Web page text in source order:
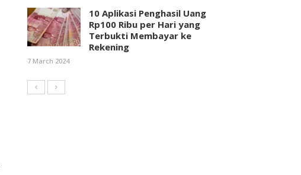
10 Aplikasi Penghasil Uang
Rp100 Ribu per Hari yang
Terbukti Membayar ke
Rekening
7 March 2024